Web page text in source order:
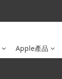
Apple產品